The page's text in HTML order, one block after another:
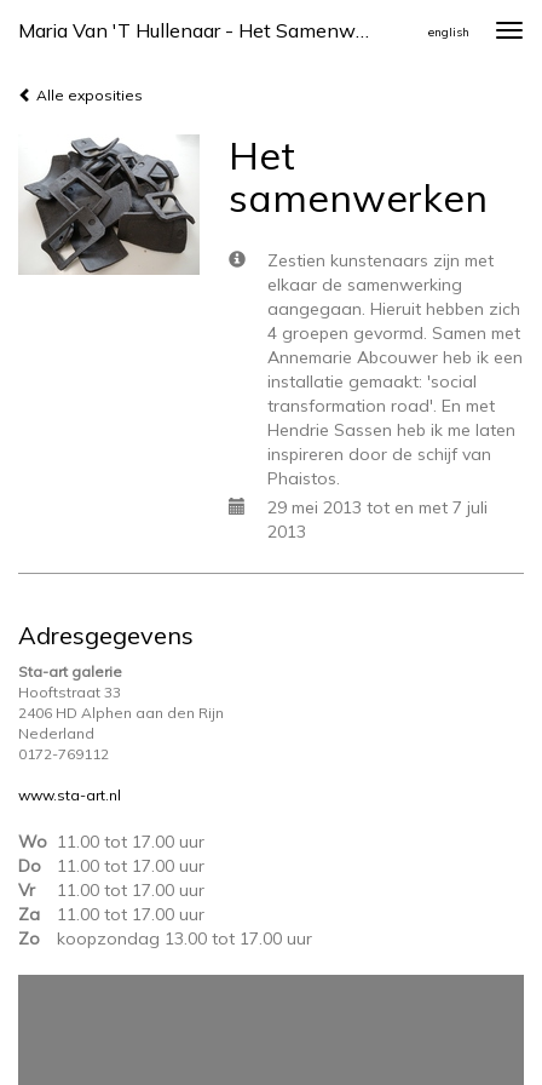
Maria Van 't Hullenaar - Het Samenwerken english
Alle exposities
Het
samenwerken
Zestien kunstenaars zijn met
elkaar de samenwerking
aangegaan. Hieruit hebben zich
4 groepen gevormd. Samen met
Annemarie Abcouwer heb ik een
installatie gemaakt: 'social
transformation road'. En met
Hendrie Sassen heb ik me laten
inspireren door de schijf van
Phaistos.
29 mei 2013 tot en met 7 juli
2013
Adresgegevens
Sta-art galerie
Hooftstraat 33
2406 HD Alphen aan den Rijn
Nederland
0172-769112
www.sta-art.nl
Wo 11.00 tot 17.00 uur
Do
11.00 tot 17.00 uur
Vr
11.00 tot 17.00 uur
Za
11.00 tot 17.00 uur
Zo
koopzondag 13.00 tot 17.00 uur